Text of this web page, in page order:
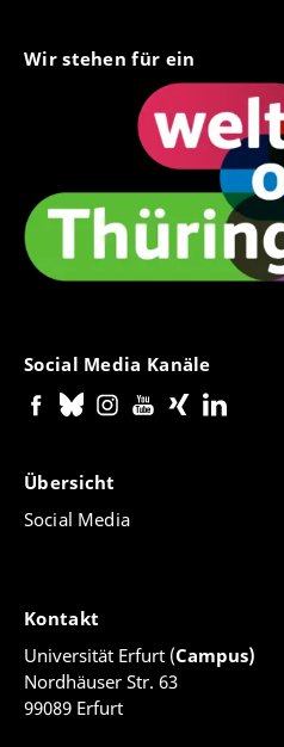
Wir stehen für ein
Social Media Kanäle
Übersicht
Social Media
Kontakt
Universität Erfurt (Campus)
Nordhäuser Str. 63
99089 Erfurt